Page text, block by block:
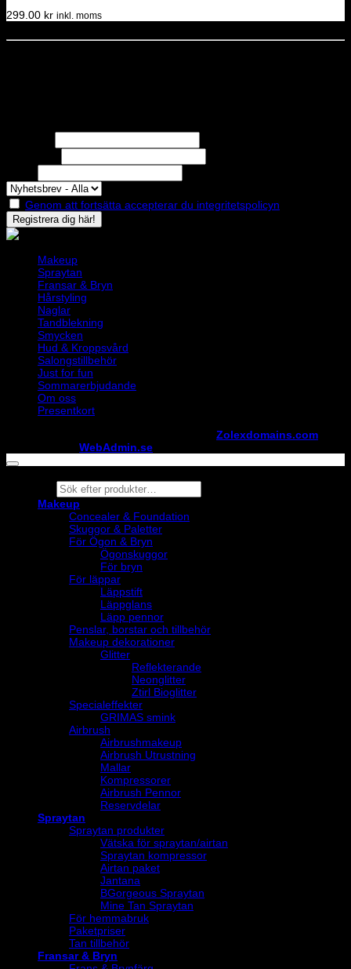
299.00 kr inkl. moms
Genom att fortsätta accepterar du integritetspolicyn
Makeup
Spraytan
Fransar & Bryn
Hårstyling
Naglar
Tandblekning
Smycken
Hud & Kroppsvård
Salongstillbehör
Just for fun
Sommarerbjudande
Om oss
Presentkort
Zolexdomains.com
WebAdmin.se
Products
search
Makeup
Concealer & Foundation
Skuggor & Paletter
För Ögon & Bryn
Ögonskuggor
För bryn
För läppar
Läppstift
Läppglans
Läpp pennor
Penslar, borstar och tillbehör
Makeup dekorationer
Glitter
Reflekterande
Neonglitter
Ztirl Bioglitter
Specialeffekter
GRIMAS smink
Airbrush
Airbrushmakeup
Airbrush Utrustning
Mallar
Kompressorer
Airbrush Pennor
Reservdelar
Spraytan
Spraytan produkter
Vätska för spraytan/airtan
Spraytan kompressor
Airtan paket
Jantana
BGorgeous Spraytan
Mine Tan Spraytan
För hemmabruk
Paketpriser
Tan tillbehör
Fransar & Bryn